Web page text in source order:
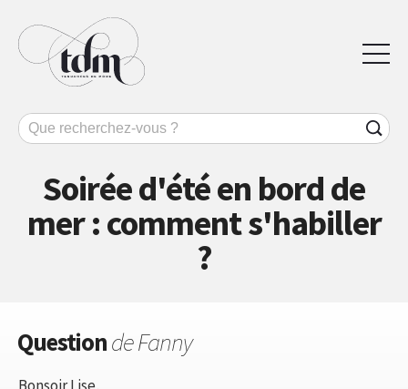
Soirée d'été en bord de
mer : comment s'habiller
?
Questionde Fanny